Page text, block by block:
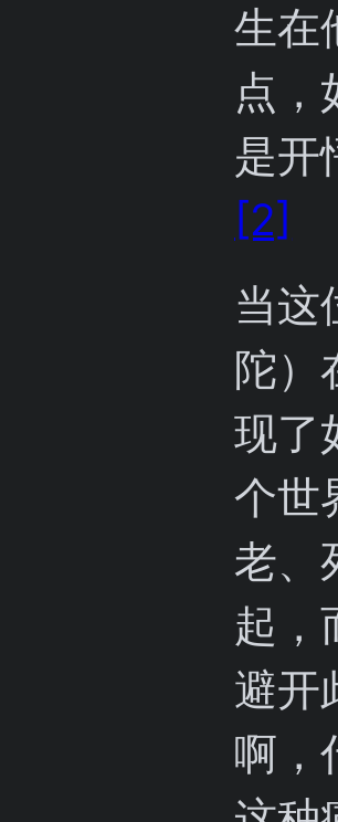
生在
点，
是开
[2]
当这
陀）
现了
个世
老、
起，
避开
啊，